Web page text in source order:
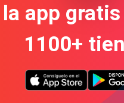
la app
1100+